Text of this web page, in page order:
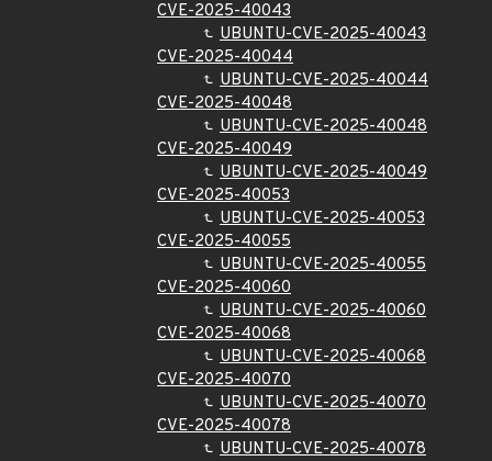
CVE-2025-40043
UBUNTU-CVE-2025-40043
CVE-2025-40044
UBUNTU-CVE-2025-40044
CVE-2025-40048
UBUNTU-CVE-2025-40048
CVE-2025-40049
UBUNTU-CVE-2025-40049
CVE-2025-40053
UBUNTU-CVE-2025-40053
CVE-2025-40055
UBUNTU-CVE-2025-40055
CVE-2025-40060
UBUNTU-CVE-2025-40060
CVE-2025-40068
UBUNTU-CVE-2025-40068
CVE-2025-40070
UBUNTU-CVE-2025-40070
CVE-2025-40078
UBUNTU-CVE-2025-40078